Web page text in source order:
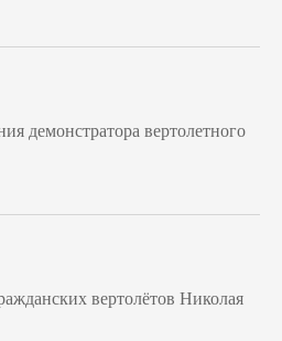
демонстратора вертолетного
вертолётов Николая